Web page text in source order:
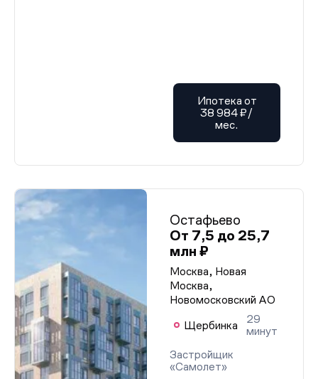
Ипотека от
38 984 ₽/
мес.
Остафьево
От 7,5 до 25,7
млн ₽
Москва, Новая
Москва,
Новомосковский АО
Щербинка
29
минут
Застройщик
«Самолет»